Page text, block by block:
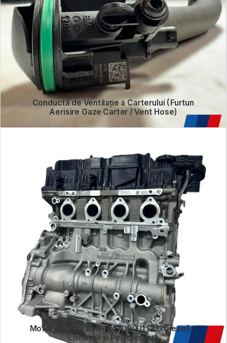
Conductă de Ventilație a Carterului (Furtun
Aerisire Gaze Carter / Vent Hose)
Motor Original BMW B47D20U1 (2.0 Diesel) –
Eficiență și Performanță